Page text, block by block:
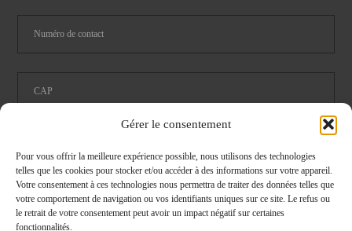
Gérer le consentement
Pour vous offrir la meilleure expérience possible, nous utilisons des technologies
telles que les cookies pour stocker et/ou accéder à des informations sur votre appareil.
Votre consentement à ces technologies nous permettra de traiter des données telles que
votre comportement de navigation ou vos identifiants uniques sur ce site. Le refus ou
le retrait de votre consentement peut avoir un impact négatif sur certaines
fonctionnalités.
Restauration
Logistique
Pièce détachées cataloghe 2024